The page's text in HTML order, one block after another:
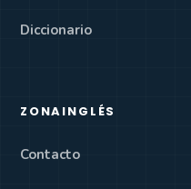
Diccionario
ZONAINGLÉS
Contacto